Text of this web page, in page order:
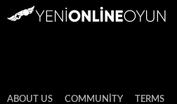
ABOUT US COMMUNITY TERMS